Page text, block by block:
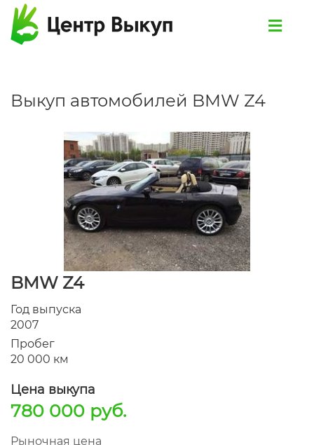
Выкуп автомобилей BMW Z4
BMW Z4
Год выпуска
2007
Пробег
20 000 км
Цена выкупа
780 000 руб.
Рыночная цена